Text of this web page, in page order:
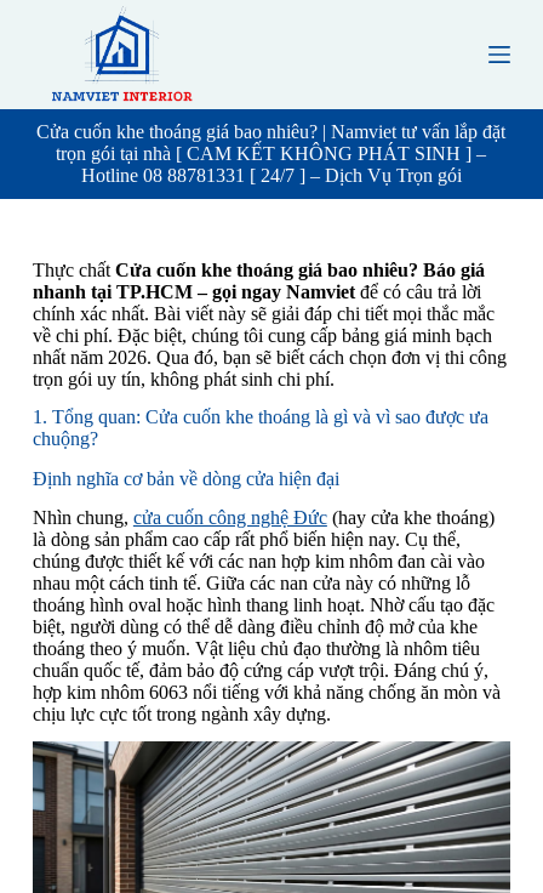
t
n
n
Cửa cuốn khe thoáng giá bao nhiêu? | Namviet tư vấn lắp đặt
trọn gói tại nhà [ CAM KẾT KHÔNG PHÁT SINH ] –
Hotline 08 88781331 [ 24/7 ] – Dịch Vụ Trọn gói
Thực chất Cửa cuốn khe thoáng giá bao nhiêu? Báo giá
nhanh tại TP.HCM – gọi ngay Namvietđể có câu trả lời
chính xác nhất. Bài viết này sẽ giải đáp chi tiết mọi thắc mắc
về chi phí. Đặc biệt, chúng tôi cung cấp bảng giá minh bạch
nhất năm 2026. Qua đó, bạn sẽ biết cách chọn đơn vị thi công
trọn gói uy tín, không phát sinh chi phí.
1. Tổng quan: Cửa cuốn khe thoáng là gì và vì sao được ưa
chuộng?
Định nghĩa cơ bản về dòng cửa hiện đại
Nhìn chung, cửa cuốn công nghệ Đức(hay cửa khe thoáng)
là dòng sản phẩm cao cấp rất phổ biến hiện nay. Cụ thể,
chúng được thiết kế với các nan hợp kim nhôm đan cài vào
nhau một cách tinh tế. Giữa các nan cửa này có những lỗ
thoáng hình oval hoặc hình thang linh hoạt. Nhờ cấu tạo đặc
biệt, người dùng có thể dễ dàng điều chỉnh độ mở của khe
thoáng theo ý muốn. Vật liệu chủ đạo thường là nhôm tiêu
chuẩn quốc tế, đảm bảo độ cứng cáp vượt trội. Đáng chú ý,
hợp kim nhôm 6063 nổi tiếng với khả năng chống ăn mòn và
chịu lực cực tốt trong ngành xây dựng.